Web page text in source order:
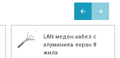
LAN меден кабел с
алуминиев екран 8
жила